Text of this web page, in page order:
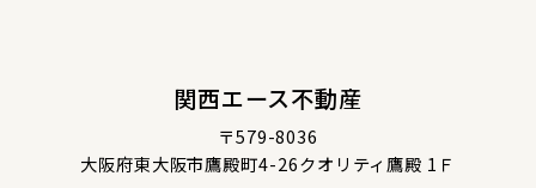
関西エース不動産
〒579-8036
大阪府東大阪市鷹殿町4-26クオリティ鷹殿 1Ｆ